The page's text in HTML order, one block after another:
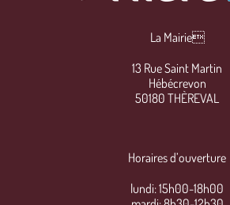
La Mairie
13 Rue Saint Martin
Hébécrevon
50180 THÈREVAL
Horaires d’ouverture
lundi: 15h00-18h00